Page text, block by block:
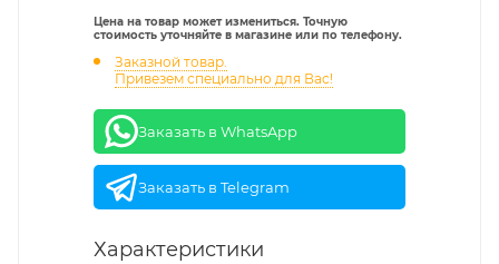
Цена на товар может измениться. Точную
стоимость уточняйте в магазине или по телефону.
Заказной товар.
Привезем специально для Вас!
Заказать в WhatsApp
Заказать в Telegram
Характеристики